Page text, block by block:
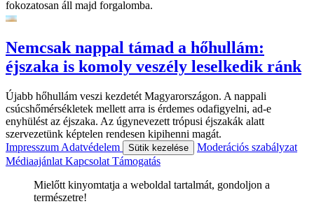
fokozatosan áll majd forgalomba.
Nemcsak nappal támad a hőhullám:
éjszaka is komoly veszély leselkedik ránk
Újabb hőhullám veszi kezdetét Magyarországon. A nappali
csúcshőmérsékletek mellett arra is érdemes odafigyelni, ad-e
enyhülést az éjszaka. Az úgynevezett trópusi éjszakák alatt
szervezetünk képtelen rendesen kipihenni magát.
Impresszum Adatvédelem Sütik kezelése
Moderációs szabályzat
Médiaajánlat Kapcsolat Támogatás
Mielőtt kinyomtatja a weboldal tartalmát, gondoljon a
természetre!